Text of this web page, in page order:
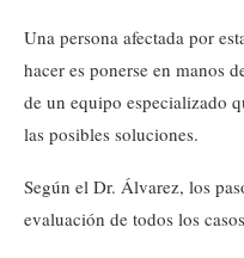
Una persona afectada por
hacer es ponerse en manos
de un equipo especializado
las posibles soluciones.
Según el Dr. Álvarez, los
evaluación de todos los